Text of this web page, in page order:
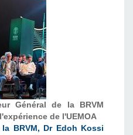
Général de la BRVM
de l'UEMOA
BRVM, Dr Edoh Kossi